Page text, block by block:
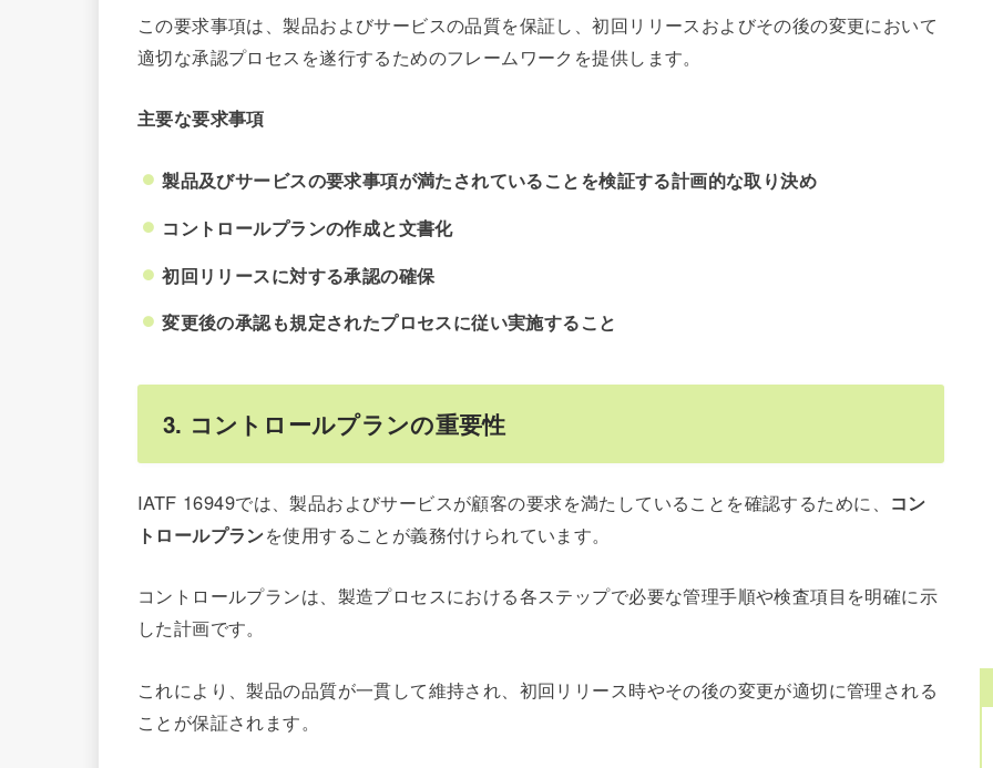
この要求事項は、製品およびサービスの品質を保証し、初回リリースおよびその後の変更において
適切な承認プロセスを遂行するためのフレームワークを提供します。
主要な要求事項
製品及びサービスの要求事項が満たされていることを検証する計画的な取り決め
コントロールプランの作成と文書化
初回リリースに対する承認の確保
変更後の承認も規定されたプロセスに従い実施すること
3. コントロールプランの重要性
IATF 16949では、製品およびサービスが顧客の要求を満たしていることを確認するために、 コン
トロールプランを使用することが義務付けられています。
コントロールプランは、製造プロセスにおける各ステップで必要な管理手順や検査項目を明確に示
した計画です。
これにより、製品の品質が一貫して維持され、初回リリース時やその後の変更が適切に管理される
ことが保証されます。